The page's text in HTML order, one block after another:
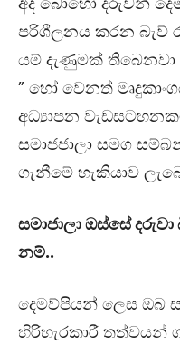
පරිශීලනය කරන බැව්
යම් දැණුමක්
” හෝ වෙනත්
අධ්‍යාපන
සමාජජාලා සමග
ගැනීමේ හැකියාව
සමාජාලා ඔස්සේ
නම්..
දෙමව්පියන් ලෙස ඔබ
හිරිහැරකාරී තත්වයන්